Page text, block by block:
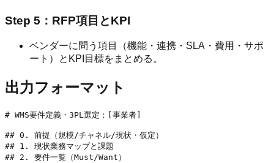
Step 5：RFP項目とKPI
ベンダーに問う項目（機能・連携・SLA・費用・サポ
ート）とKPI目標をまとめる。
出力フォーマット
# WMS要件定義・3PL選定：[事業者]
## 0. 前提（規模/チャネル/現状・仮定）
## 1. 現状業務マップと課題
## 2. 要件一覧（Must/Want）